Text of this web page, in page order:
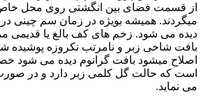
از قسمت فضای بین انگشتی روی محل
میگردند. همیشه بویژه در زمان سم چینی
دیده می شود. زخم های کف بالغ یا قدیمی
بافت شاخی زبر و نامرتب نکروزه پوشیده
اصلاح میشود بافت گرانوم دیده می شود
است که حالت گل کلمی زبر دارد و در
می نماید.